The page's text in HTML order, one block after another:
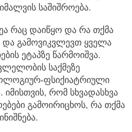
საშიშროება.
რაც დაიწყო და რა თქმა
გამოვიკვლევთ ყველა
ეტაპზე წარმოიშვა.
საქმეზე
ფსიქიატრიული
იმისთვის, რომ სხვადასხვა
გამოირიცხოს, რა თქმა